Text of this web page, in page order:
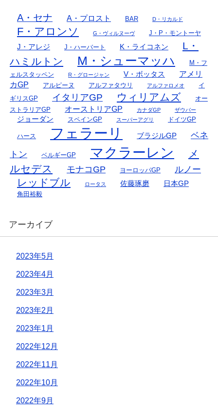
A・セナ A・プロスト BAR D・リカルド
F・アロンソ G・ヴィルヌーヴ J・P・モントーヤ
J・アレジ J・ハーバート K・ライコネン
L・
ハミルトン
M・シューマッハ
M・フ
ェルスタッペン
R・グロージャン V・ボッタス
アメリ
カGP
アルピーヌ アルファタウリ アルファロメオ
イ
ギリスGP
イタリアGP ウィリアムズ
オー
ストラリアGP
オーストリアGP カナダGP ザウバー
ジョーダン スペインGP スーパーアグリ ドイツGP
ハース フェラーリ ブラジルGP
ベネ
トン
ベルギーGP マクラーレン
メ
ルセデス
モナコGP ヨーロッパGP ルノー
レッドブル ロータス 佐藤琢磨 日本GP
角田裕毅
アーカイブ
2023年5月
2023年4月
2023年3月
2023年2月
2023年1月
2022年12月
2022年11月
2022年10月
2022年9月